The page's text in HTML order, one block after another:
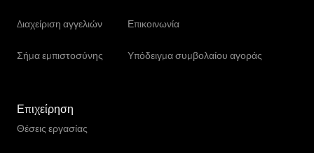
Διαχείριση αγγελιών
Σήμα εμπιστοσύνης
Επικοινωνία
Υπόδειγμα συμβολαίου αγοράς
Επιχείρηση
Θέσεις εργασίας